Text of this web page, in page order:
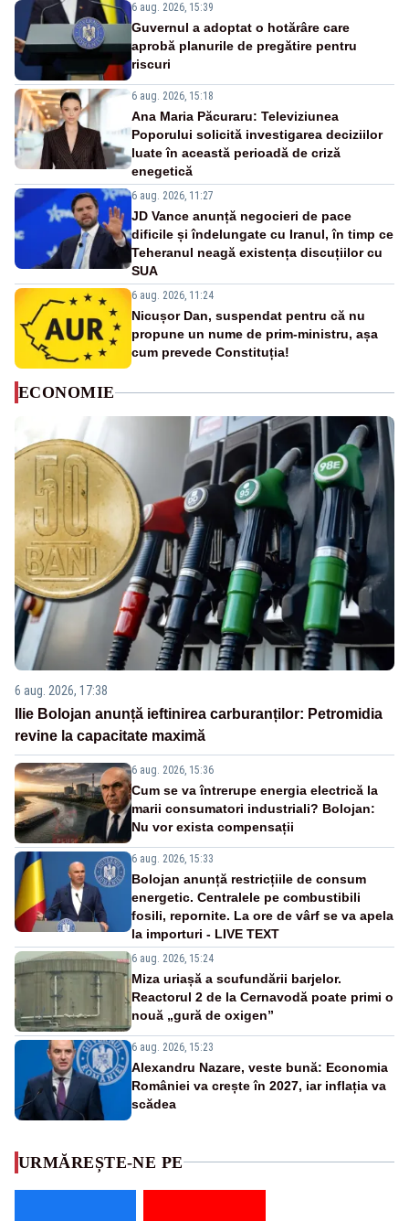
6 aug. 2026, 15:39
Guvernul a adoptat o hotărâre care
aprobă planurile de pregătire pentru
riscuri
6 aug. 2026, 15:18
Ana Maria Păcuraru: Televiziunea
Poporului solicită investigarea deciziilor
luate în această perioadă de criză
enegetică
6 aug. 2026, 11:27
JD Vance anunță negocieri de pace
dificile și îndelungate cu Iranul, în timp ce
Teheranul neagă existența discuțiilor cu
SUA
6 aug. 2026, 11:24
Nicușor Dan, suspendat pentru că nu
propune un nume de prim-ministru, așa
cum prevede Constituția!
ECONOMIE
6 aug. 2026, 17:38
Ilie Bolojan anunță ieftinirea carburanților: Petromidia
revine la capacitate maximă
6 aug. 2026, 15:36
Cum se va întrerupe energia electrică la
marii consumatori industriali? Bolojan:
Nu vor exista compensații
6 aug. 2026, 15:33
Bolojan anunță restricțiile de consum
energetic. Centralele pe combustibili
fosili, repornite. La ore de vârf se va apela
la importuri - LIVE TEXT
6 aug. 2026, 15:24
Miza uriașă a scufundării barjelor.
Reactorul 2 de la Cernavodă poate primi o
nouă „gură de oxigen”
6 aug. 2026, 15:23
Alexandru Nazare, veste bună: Economia
României va crește în 2027, iar inflația va
scădea
URMĂREȘTE-NE PE